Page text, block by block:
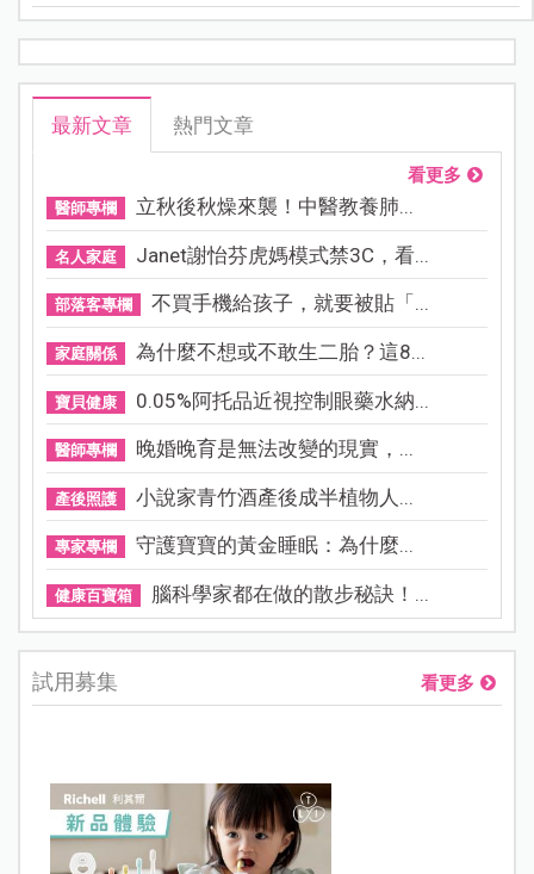
最新文章 熱門文章
看更多
醫師專欄 立秋後秋燥來襲！中醫教養肺...
名人家庭 Janet謝怡芬虎媽模式禁3C，看...
部落客專欄 不買手機給孩子，就要被貼「...
家庭關係 為什麼不想或不敢生二胎？這8...
寶貝健康 0.05%阿托品近視控制眼藥水納...
醫師專欄 晚婚晚育是無法改變的現實，...
產後照護 小說家青竹酒產後成半植物人...
專家專欄 守護寶寶的黃金睡眠：為什麼...
健康百寶箱 腦科學家都在做的散步秘訣！...
試用募集 看更多